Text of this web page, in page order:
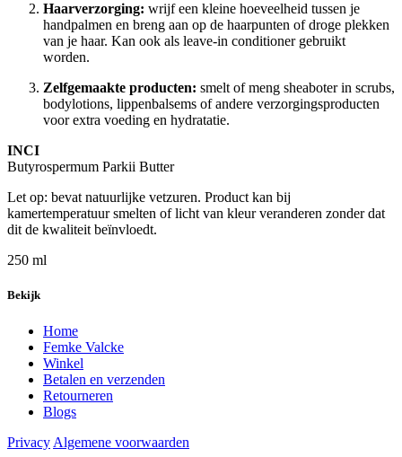
Haarverzorging: wrijf een kleine hoeveelheid tussen je
handpalmen en breng aan op de haarpunten of droge plekken
van je haar. Kan ook als leave-in conditioner gebruikt
worden.
Zelfgemaakte producten: smelt of meng sheaboter in scrubs,
bodylotions, lippenbalsems of andere verzorgingsproducten
voor extra voeding en hydratatie.
INCI
Butyrospermum Parkii Butter
Let op: bevat natuurlijke vetzuren. Product kan bij
kamertemperatuur smelten of licht van kleur veranderen zonder dat
dit de kwaliteit beïnvloedt.
250 ml
Bekijk
Home
Femke Valcke
Winkel
Betalen en verzenden
Retourneren
Blogs
Privacy Algemene voorwaarden